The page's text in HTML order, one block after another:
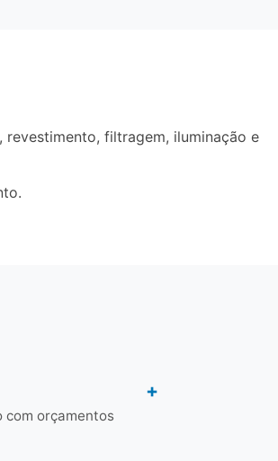
filtragem, iluminação e
com orçamentos